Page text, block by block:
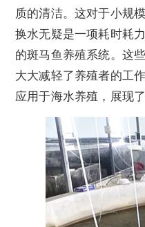
质的清洁。这对于小规
换水无疑是一项耗时耗
的斑马鱼养殖系统。这
大大减轻了养殖者的工
应用于海水养殖，展现